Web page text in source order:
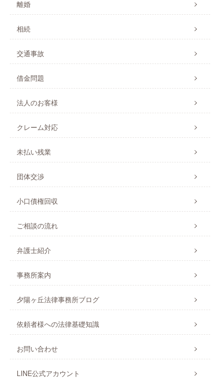
離婚
相続
交通事故
借金問題
法人のお客様
クレーム対応
未払い残業
団体交渉
小口債権回収
ご相談の流れ
弁護士紹介
事務所案内
夕陽ヶ丘法律事務所ブログ
依頼者様への法律基礎知識
お問い合わせ
LINE公式アカウント